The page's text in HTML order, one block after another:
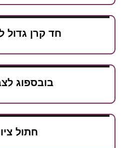
חד קרן גדול לצביעה
בובספוג לצביעה